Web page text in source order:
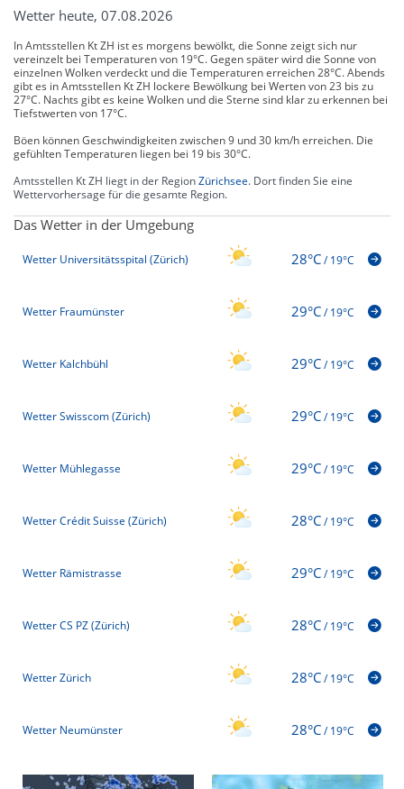
Wetter heute, 07.08.2026
In Amtsstellen Kt ZH ist es morgens bewölkt, die Sonne zeigt sich nur
vereinzelt bei Temperaturen von 19°C. Gegen später wird die Sonne von
einzelnen Wolken verdeckt und die Temperaturen erreichen 28°C. Abends
gibt es in Amtsstellen Kt ZH lockere Bewölkung bei Werten von 23 bis zu
27°C. Nachts gibt es keine Wolken und die Sterne sind klar zu erkennen bei
Tiefstwerten von 17°C.
Böen können Geschwindigkeiten zwischen 9 und 30 km/h erreichen. Die
gefühlten Temperaturen liegen bei 19 bis 30°C.
Amtsstellen Kt ZH liegt in der RegionZürichsee. Dort finden Sie eine
Wettervorhersage für die gesamte Region.
Das Wetter in der Umgebung
Wetter Universitätsspital (Zürich) 28°C/19°C
Wetter Fraumünster 29°C/19°C
Wetter Kalchbühl 29°C/19°C
Wetter Swisscom (Zürich) 29°C/19°C
Wetter Mühlegasse 29°C/19°C
Wetter Crédit Suisse (Zürich) 28°C/19°C
Wetter Rämistrasse 29°C/19°C
Wetter CS PZ (Zürich) 28°C/19°C
Wetter Zürich 28°C/19°C
Wetter Neumünster 28°C/19°C